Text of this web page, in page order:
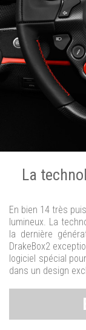
La
En bien 14 très
lumineux. La
la dernière
DrakeBox2
logiciel spécial
dans un design